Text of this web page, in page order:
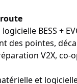
BESS +
des pointes,
V2X, co-
et